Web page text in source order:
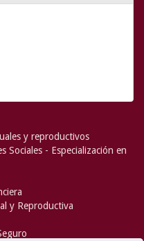
y reproductivos
Sociales - Especialización en
y Reproductiva